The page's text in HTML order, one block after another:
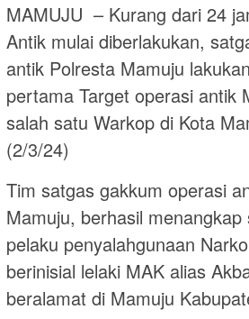
MAMUJU – Kurang dari 24
Antik mulai diberlakukan,
antik Polresta Mamuju
pertama Target operasi antik
salah satu Warkop di Kota
(2/3/24)
Tim satgas gakkum operasi
Mamuju, berhasil
pelaku penyalahgunaan
berinisial lelaki MAK alias
beralamat di Mamuju